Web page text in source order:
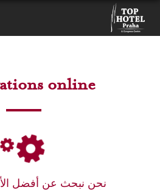
online
نحن نبحث عن أفضل